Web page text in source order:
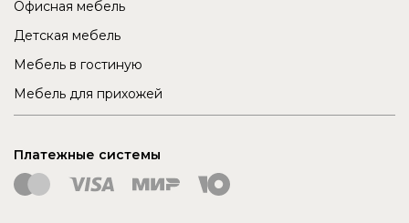
Офисная мебель
Детская мебель
Мебель в гостиную
Мебель для прихожей
Платежные системы